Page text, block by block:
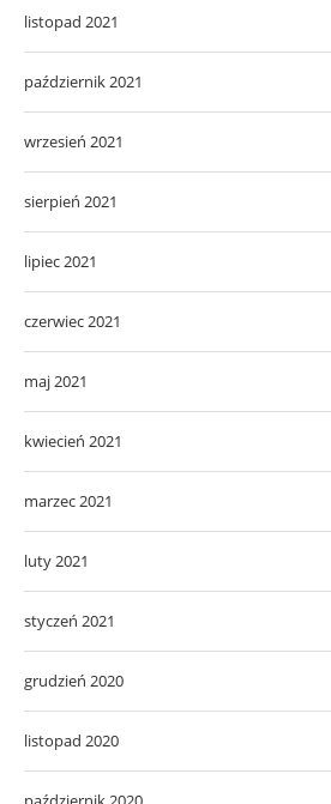
listopad 2021
październik 2021
wrzesień 2021
sierpień 2021
lipiec 2021
czerwiec 2021
maj 2021
kwiecień 2021
marzec 2021
luty 2021
styczeń 2021
grudzień 2020
listopad 2020